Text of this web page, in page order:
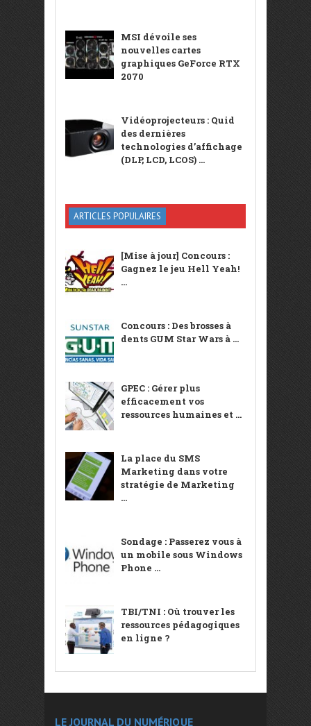
MSI dévoile ses
nouvelles cartes
graphiques GeForce RTX
2070
Vidéoprojecteurs : Quid
des dernières
technologies d’affichage
(DLP, LCD, LCOS) ...
ARTICLES POPULAIRES
[Mise à jour] Concours :
Gagnez le jeu Hell Yeah!
...
Concours : Des brosses à
dents GUM Star Wars à ...
GPEC : Gérer plus
efficacement vos
ressources humaines et ...
La place du SMS
Marketing dans votre
stratégie de Marketing
...
Sondage : Passerez vous à
un mobile sous Windows
Phone ...
TBI/TNI : Où trouver les
ressources pédagogiques
en ligne ?
LE JOURNAL DU NUMÉRIQUE